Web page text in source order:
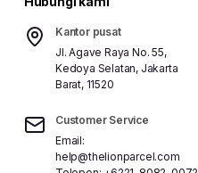
Bagikan
Kantor pusat
Jl. Agave Raya No. 55,
Kedoya Selatan, Jakarta
Barat, 11520
Customer Service
Email:
help@thelionparcel.com